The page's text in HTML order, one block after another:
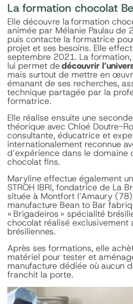
La formation chocolat
Elle découvre la formation
animée par Mélanie Paulau de
puis contacte la formatrice
projet et ses besoins. Elle
septembre 2021. La
lui permet dedécouvrir
mais surtout de mettre en
émanant de ses recherches,
technique partagée par la
formatrice.
Elle réalise ensuite une
théorique avec Chloé Doutre-
consultante, éducatrice et
internationalement reconnue
d’expérience dans le domaine
chocolat fins.
Maryline effectue également
STROH IBRI, fondatrice de La
située à Montfort l’Amaury
manufacture Bean to Bar
« Brigadeiros » spécialité
chocolat réalisé exclusivement
brésiliennes.
Après ses formations, elle
matériel pour tester et
manufacture dédiée où aucun
franchit la porte.